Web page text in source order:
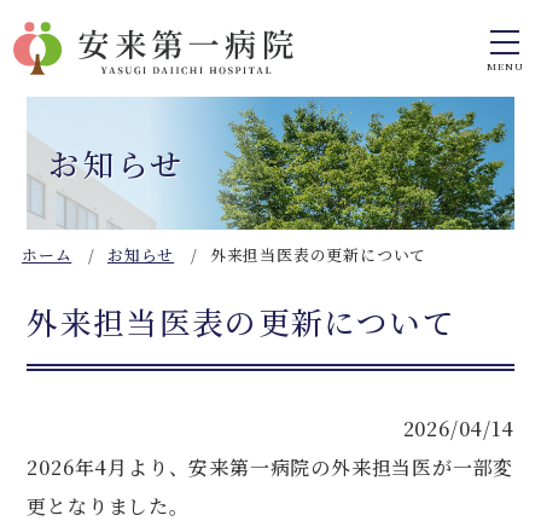
お知らせ
ホーム お知らせ 外来担当医表の更新について
外来担当医表の更新について
2026/04/14
2026年4月より、安来第一病院の外来担当医が一部変
更となりました。